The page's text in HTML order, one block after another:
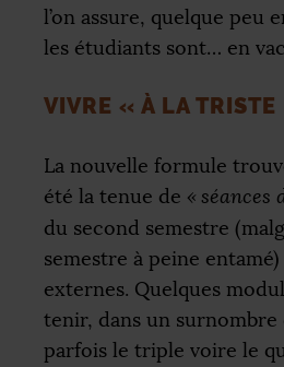
l’on assure, quelque peu
les étudiants sont… en
VIVRE « À LA TRISTE
La nouvelle formule
été la tenue de « séances
du second semestre
semestre à peine
externes. Quelques
tenir, dans un surnombre
parfois le triple voire le